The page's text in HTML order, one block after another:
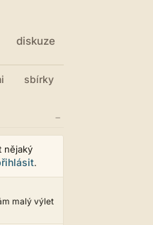
diskuze
sbírky
−
nějaký
.
malý výlet